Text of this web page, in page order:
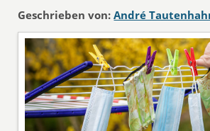
Geschrieben von: André